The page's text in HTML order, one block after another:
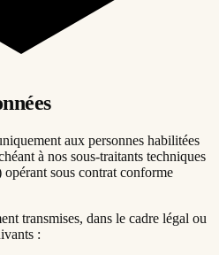
aux personnes habilitées
à nos sous-traitants techniques
sous contrat conforme
transmises, dans le cadre légal ou
: